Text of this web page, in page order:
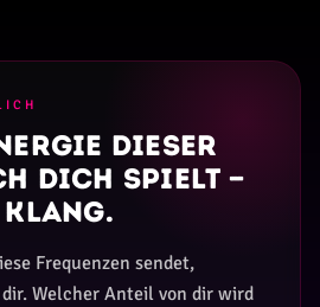
dieser
dich spielt —
Frequenzen sendet,
Welcher Anteil von dir wird